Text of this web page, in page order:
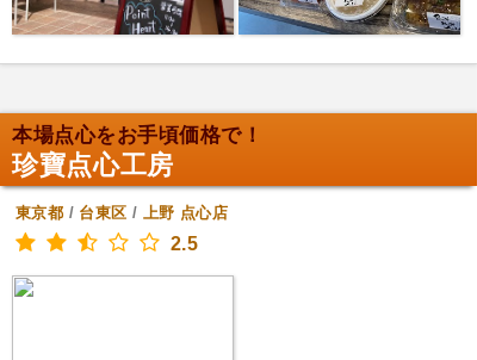
本場点心をお手頃価格で！
珍寶点心工房
東京都 / 台東区 / 上野 点心店
2.5